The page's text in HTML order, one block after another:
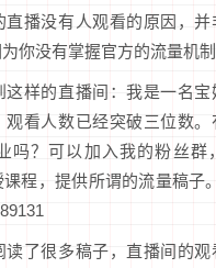
直播没有人观看的原因，并
你没有掌握官方的流量机制
这样的直播间：我是一名宝
观看人数已经突破三位数。
吗？可以加入我的粉丝群
程，提供所谓的流量稿子
读了很多稿子，直播间的观